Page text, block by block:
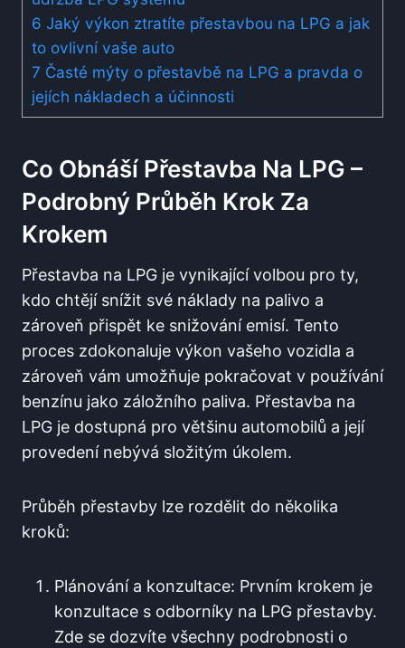
6 Jaký⁤ výkon ztratíte​ přestavbou⁣ na LPG a‌ jak
to ovlivní vaše ‍auto
7 Časté mýty ‌o přestavbě na LPG a​ pravda o
jejích nákladech a ‌účinnosti
Co Obnáší⁤ Přestavba Na LPG –
‍podrobný Průběh ​krok​ Za
Krokem
Přestavba na LPG je vynikající volbou pro ⁢ty,
kdo chtějí snížit své ⁤náklady ‍na ⁤palivo a
zároveň přispět⁢ ke snižování emisí. Tento
proces zdokonaluje výkon ⁢vašeho ⁢vozidla a
zároveň vám ‌umožňuje pokračovat v ⁢používání
benzínu jako záložního ​paliva. Přestavba na⁣
LPG ⁢je dostupná pro většinu automobilů a ‌její
provedení nebývá ‍složitým úkolem.
Průběh⁣ přestavby lze rozdělit do několika
⁣kroků:
Plánování a konzultace: Prvním krokem je
konzultace ⁤s ⁢odborníky na​ LPG přestavby.
Zde se⁤ dozvíte všechny podrobnosti o